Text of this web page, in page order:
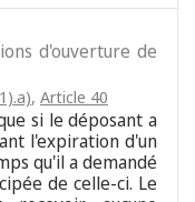
d'ouverture de
, Article 40
si le déposant a
l'expiration d'un
qu'il a demandé
de celle-ci. Le